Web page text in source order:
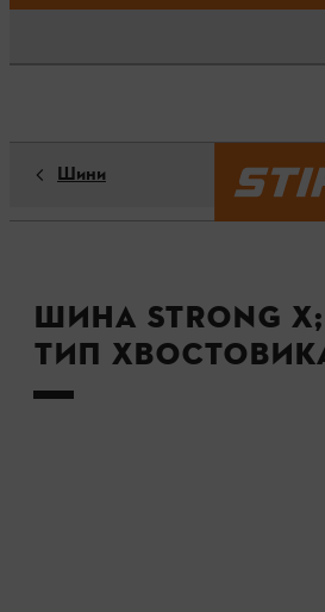
Шини
Шина STRONG
тип